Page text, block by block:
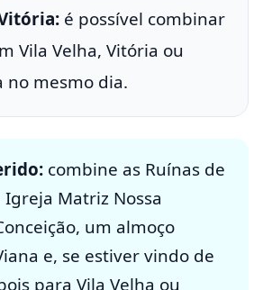
é possível combinar
Vila Velha, Vitória ou
no mesmo dia.
combine as Ruínas de
Matriz Nossa
um almoço
e, se estiver vindo de
para Vila Velha ou